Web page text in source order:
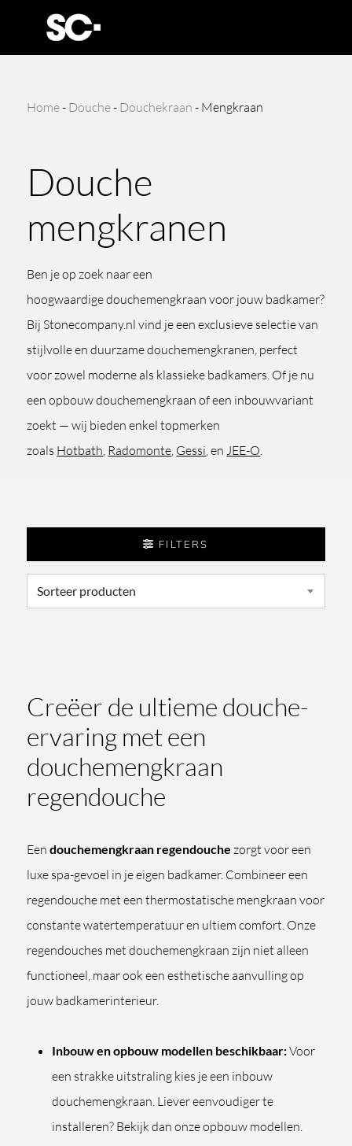
Home- Douche- Douchekraan - Mengkraan
Douche
mengkranen
Ben je op zoek naar een
hoogwaardige douchemengkraan voor jouw badkamer?
Bij Stonecompany.nl vind je een exclusieve selectie van
stijlvolle en duurzame douchemengkranen, perfect
voor zowel moderne als klassieke badkamers. Of je nu
een opbouw douchemengkraan of een inbouwvariant
zoekt — wij bieden enkel topmerken
zoals Hotbath, Radomonte, Gessi, enJEE-O.
FILTERS
Creëer de ultieme douche-
ervaring met een
douchemengkraan
regendouche
Eendouchemengkraan regendouche zorgt voor een
luxe spa-gevoel in je eigen badkamer. Combineer een
regendouche met een thermostatische mengkraan voor
constante watertemperatuur en ultiem comfort. Onze
regendouches met douchemengkraan zijn niet alleen
functioneel, maar ook een esthetische aanvulling op
jouw badkamerinterieur.
Inbouw en opbouw modellen beschikbaar:Voor
een strakke uitstraling kies je een inbouw
douchemengkraan. Liever eenvoudiger te
installeren? Bekijk dan onze opbouw modellen.